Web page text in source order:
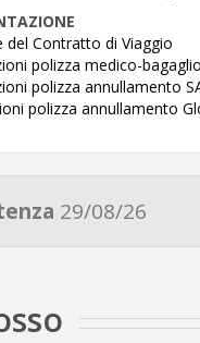
del Contratto di Viaggio
polizza medico-bagaglio
polizza annullamento
polizza annullamento
29/08/26